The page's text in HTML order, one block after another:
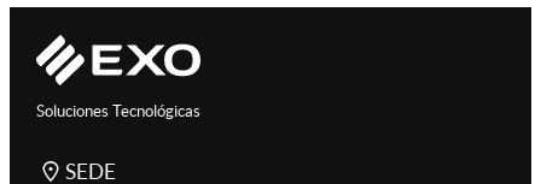
Soluciones Tecnológicas
SEDE